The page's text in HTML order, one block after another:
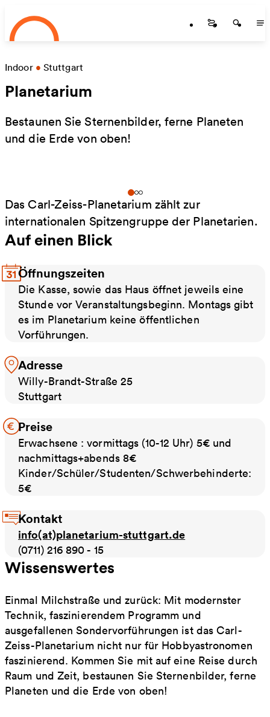
Zum Hauptinhalt springen
Startseite
Indoor • Stuttgart
Planetarium
Bestaunen Sie Sternenbilder, ferne Planeten
und die Erde von oben!
Das Carl-Zeiss-Planetarium zählt zur
internationalen Spitzengruppe der Planetarien.
Auf einen Blick
Öffnungszeiten
Die Kasse, sowie das Haus öffnet jeweils eine
Stunde vor Veranstaltungsbeginn. Montags gibt
es im Planetarium keine öffentlichen
Vorführungen.
Adresse
Willy-Brandt-Straße 25
Stuttgart
Preise
Erwachsene : vormittags (10-12 Uhr) 5€ und
nachmittags+abends 8€
Kinder/Schüler/Studenten/Schwerbehinderte:
5€
Kontakt
info(at)planetarium-stuttgart.de
(0711) 216 890 - 15
Wissenswertes
Einmal Milchstraße und zurück: Mit modernster
Technik, faszinierendem Programm und
ausgefallenen Sondervorführungen ist das Carl-
Zeiss-Planetarium nicht nur für Hobbyastronomen
faszinierend. Kommen Sie mit auf eine Reise durch
Raum und Zeit, bestaunen Sie Sternenbilder, ferne
Planeten und die Erde von oben!